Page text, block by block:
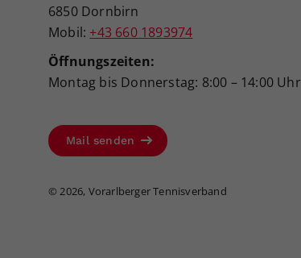
6850 Dornbirn
Mobil: +43 660 1893974
Öffnungszeiten:
Montag bis Donnerstag: 8:00 – 14:00 Uhr
Mail senden
©2026, Vorarlberger Tennisverband